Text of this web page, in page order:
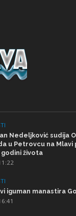
Nedeljković sudija
u Petrovcu na Mlavi
godini života
iguman manastira